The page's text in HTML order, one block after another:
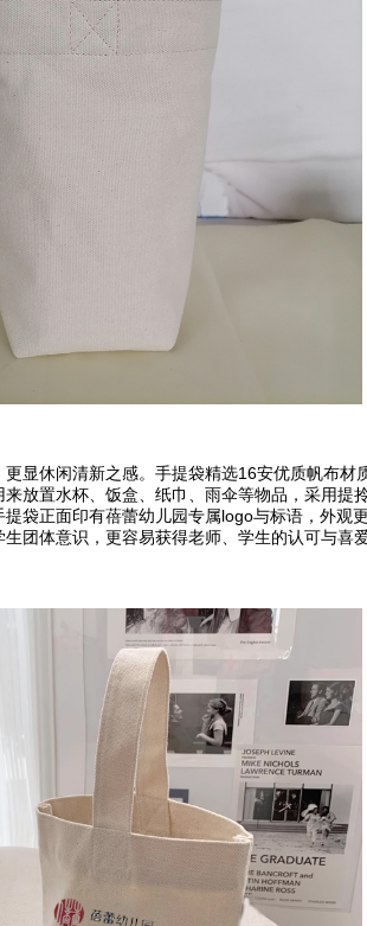
休闲清新之感。手提袋精选16安优质帆布材
放置水杯、饭盒、纸巾、雨伞等物品，采用
袋正面印有蓓蕾幼儿园专属logo与标语，外
团体意识，更容易获得老师、学生的认可与喜爱